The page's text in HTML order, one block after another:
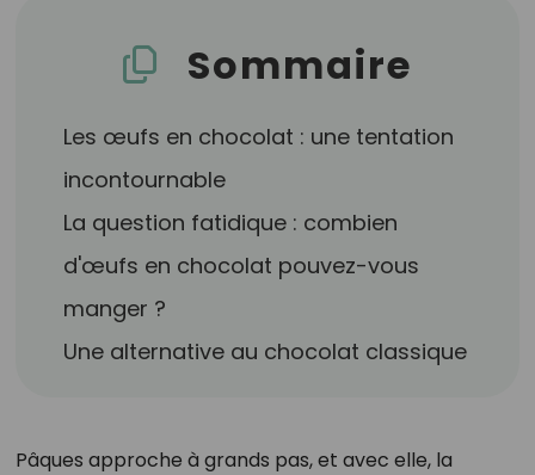
Sommaire
Les œufs en chocolat : une tentation
incontournable
La question fatidique : combien
d'œufs en chocolat pouvez-vous
manger ?
Une alternative au chocolat classique
Pâques approche à grands pas, et avec elle, la